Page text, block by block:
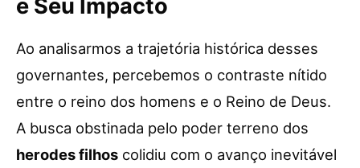
e Seu Impacto
Ao analisarmos a trajetória histórica desses
governantes, percebemos o contraste nítido
entre o reino dos homens e o Reino de Deus.
A busca obstinada pelo poder terreno dos
herodes filhos colidiu com o avanço inevitável